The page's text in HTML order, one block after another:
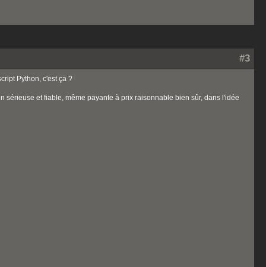
#3
Python, c'est ça ?
et fiable, même payante à prix raisonnable bien sûr, dans l'idée